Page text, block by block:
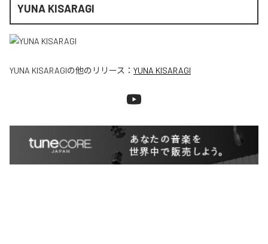
YUNA KISARAGI
YUNA KISARAGIの他のリリース： YUNA KISARAGI